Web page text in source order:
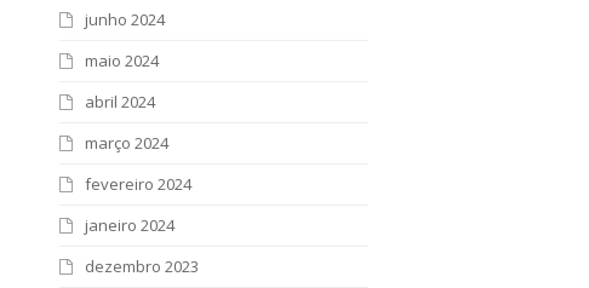
junho 2024
maio 2024
abril 2024
março 2024
fevereiro 2024
janeiro 2024
dezembro 2023